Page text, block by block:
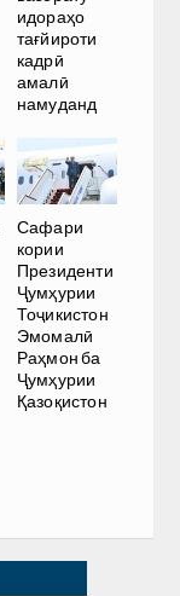
идораҳо
тағйироти
кадрӣ
амалӣ
намуданд
Сафари
кории
Президенти
Ҷумҳурии
Тоҷикистон
Эмомалӣ
Раҳмон ба
Ҷумҳурии
Қазоқистон